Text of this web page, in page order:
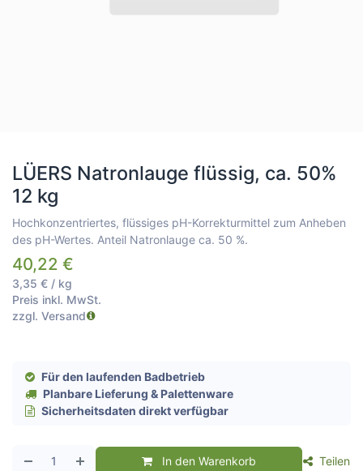
LÜERS Natronlauge flüssig, ca. 50%
12 kg
Hochkonzentriertes, flüssiges pH-Korrekturmittel zum Anheben
des pH-Wertes. Anteil Natronlauge ca. 50 %.
40,22 €
3,35 € / kg
Preis inkl. MwSt.
zzgl. Versand
Für den laufenden Badbetrieb
Planbare Lieferung & Palettenware
Sicherheitsdaten direkt verfügbar
In den Warenkorb Teilen